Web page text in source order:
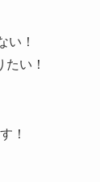
い！
い！
！